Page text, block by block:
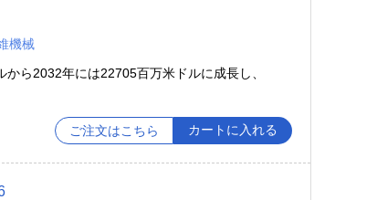
機械
ら2032年には22705百万米ドルに成長し、
ご注文はこちら カートに入れる